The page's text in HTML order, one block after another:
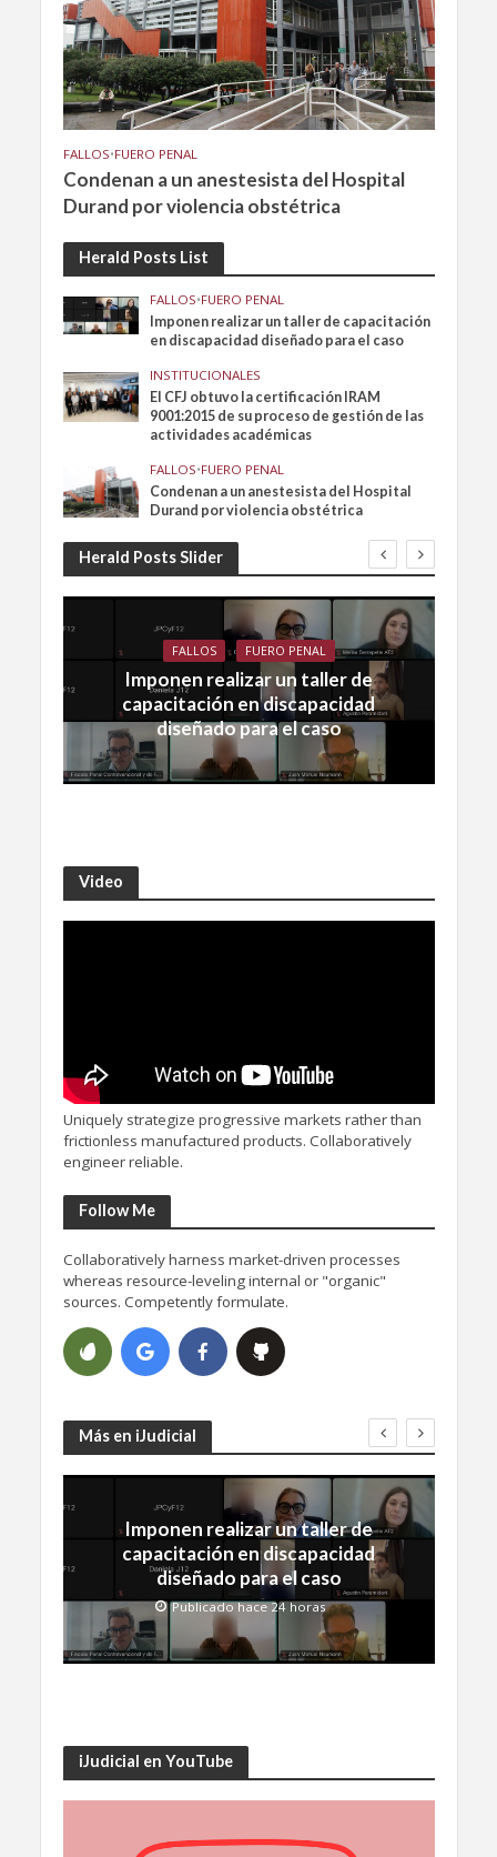
FALLOS•FUERO PENAL
Condenan a un anestesista del Hospital
Durand por violencia obstétrica
Herald Posts List
FALLOS•FUERO PENAL
Imponen realizar un taller de capacitación
en discapacidad diseñado para el caso
INSTITUCIONALES
El CFJ obtuvo la certificación IRAM
9001:2015 de su proceso de gestión de las
actividades académicas
FALLOS•FUERO PENAL
Condenan a un anestesista del Hospital
Durand por violencia obstétrica
Herald Posts Slider
FALLOS FUERO PENAL
Imponen realizar un taller de
capacitación en discapacidad
diseñado para el caso
Video
Uniquely strategize progressive markets rather than
frictionless manufactured products. Collaboratively
engineer reliable.
Follow Me
Collaboratively harness market-driven processes
whereas resource-leveling internal or "organic"
sources. Competently formulate.
Más en iJudicial
Imponen realizar un taller de
capacitación en discapacidad
diseñado para el caso
Publicado hace 24 horas
iJudicial en YouTube